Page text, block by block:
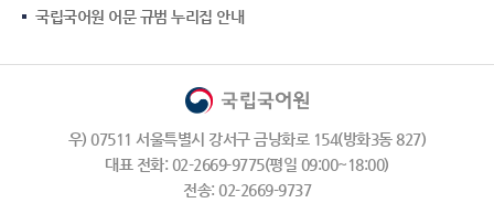
국립국어원 어문 규범 누리집 안내
우) 07511 서울특별시 강서구 금낭화로 154(방화3동 827)
대표 전화: 02-2669-9775(평일 09:00~18:00)
전송: 02-2669-9737